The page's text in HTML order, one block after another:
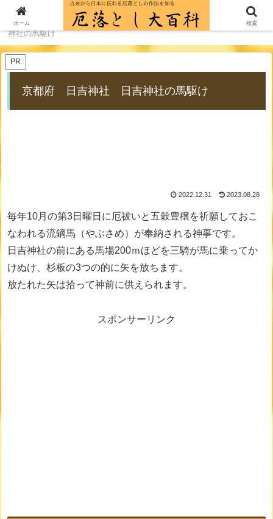
厄落とし歳時記一覧
京都府 日吉神社 日吉
神社の馬駆け
PR
京都府 日吉神社 日吉神社の馬駆け
2022.12.31 2023.08.28
毎年10月の第3日曜日に厄祓いと五穀豊穣を祈願しておこ
なわれる流鏑馬（やぶさめ）が奉納される神事です。
日吉神社の前にある馬場200ｍほどを三騎が馬に乗ってか
けぬけ、杉板の3つの的に矢を放ちます。
放たれた矢は拾って神前に供えられます。
スポンサーリンク
ホーム 検索